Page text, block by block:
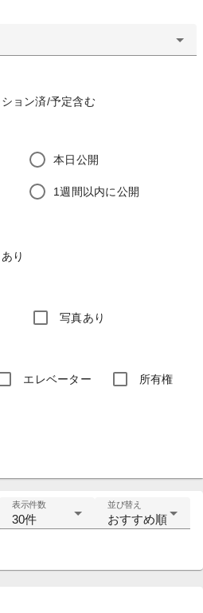
ョン済/予定含む
本日公開
1週間以内に公開
り
写真あり
エレベーター 所有権
表示件数
30件
並び替え
おすすめ順